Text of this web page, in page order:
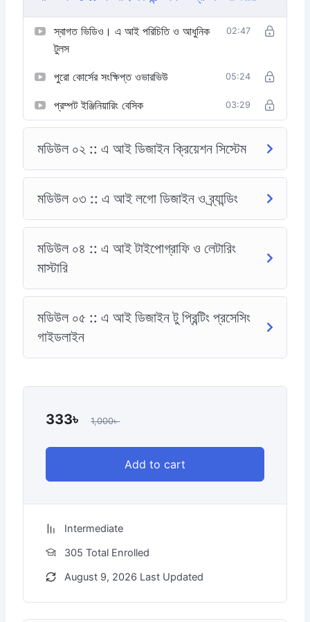
স্বাগত ভিডিও। এ আই পরিচিতি ও আধুনিক
টুলস
02:47
পুরো কোর্সের সংক্ষিপ্ত ওভারভিউ 05:24
প্রম্পট ইঞ্জিনিয়ারিং বেসিক 03:29
মডিউল ০২ :: এ আই ডিজাইন ক্রিয়েশন সিস্টেম
মডিউল ০৩ :: এ আই লগো ডিজাইন ও ব্র্যান্ডিং
মডিউল ০৪ :: এ আই টাইপোগ্রাফি ও লেটারিং
মাস্টারি
মডিউল ০৫ :: এ আই ডিজাইন টু প্রিন্টিং প্রসেসিং
গাইডলাইন
333৳ 1,000৳
Add to cart
Intermediate
305 Total Enrolled
August 9, 2026 Last Updated